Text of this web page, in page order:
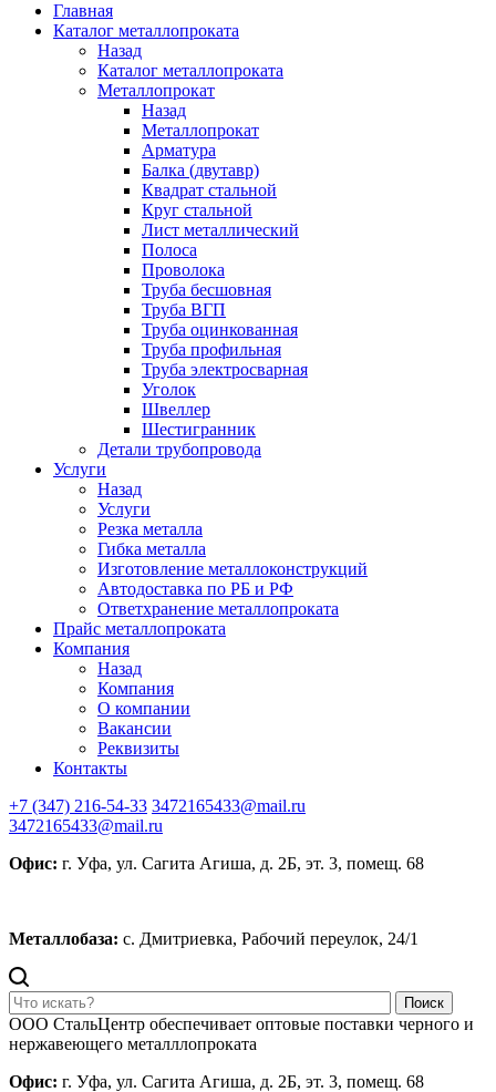
Главная
Каталог металлопроката
Назад
Каталог металлопроката
Металлопрокат
Назад
Металлопрокат
Арматура
Балка (двутавр)
Квадрат стальной
Круг стальной
Лист металлический
Полоса
Проволока
Труба бесшовная
Труба ВГП
Труба оцинкованная
Труба профильная
Труба электросварная
Уголок
Швеллер
Шестигранник
Детали трубопровода
Услуги
Назад
Услуги
Резка металла
Гибка металла
Изготовление металлоконструкций
Автодоставка по РБ и РФ
Ответхранение металлопроката
Прайс металлопроката
Компания
Назад
Компания
О компании
Вакансии
Реквизиты
Контакты
+7 (347) 216-54-33 3472165433@mail.ru
3472165433@mail.ru
Офис: г. Уфа, ул. Сагита Агиша, д. 2Б, эт. 3, помещ. 68
Металлобаза: с. Дмитриевка, Рабочий переулок, 24/1
Поиск
ООО СтальЦентр обеспечивает оптовые поставки черного и
нержавеющего металллопроката
Офис: г. Уфа, ул. Сагита Агиша, д. 2Б, эт. 3, помещ. 68